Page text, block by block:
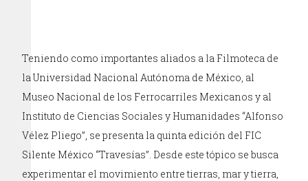
Teniendo como importantes aliados a la Filmoteca de
la Universidad Nacional Autónoma de México, al
Museo Nacional de los Ferrocarriles Mexicanos y al
Instituto de Ciencias Sociales y Humanidades “Alfonso
Vélez Pliego”, se presenta la quinta edición del FIC
Silente México “Travesías”. Desde este tópico se busca
experimentar el movimiento entre tierras, mar y tierra,